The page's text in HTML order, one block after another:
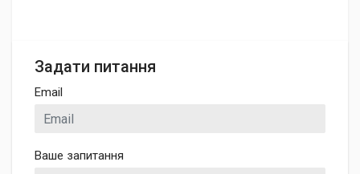
Задати питання
Email
Ваше запитання